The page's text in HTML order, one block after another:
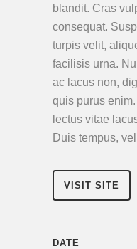
blandit. Cras
consequat.
turpis velit,
facilisis urna.
ac lacus non,
quis purus
lectus vitae
Duis tempus,
VISIT SITE
DATE